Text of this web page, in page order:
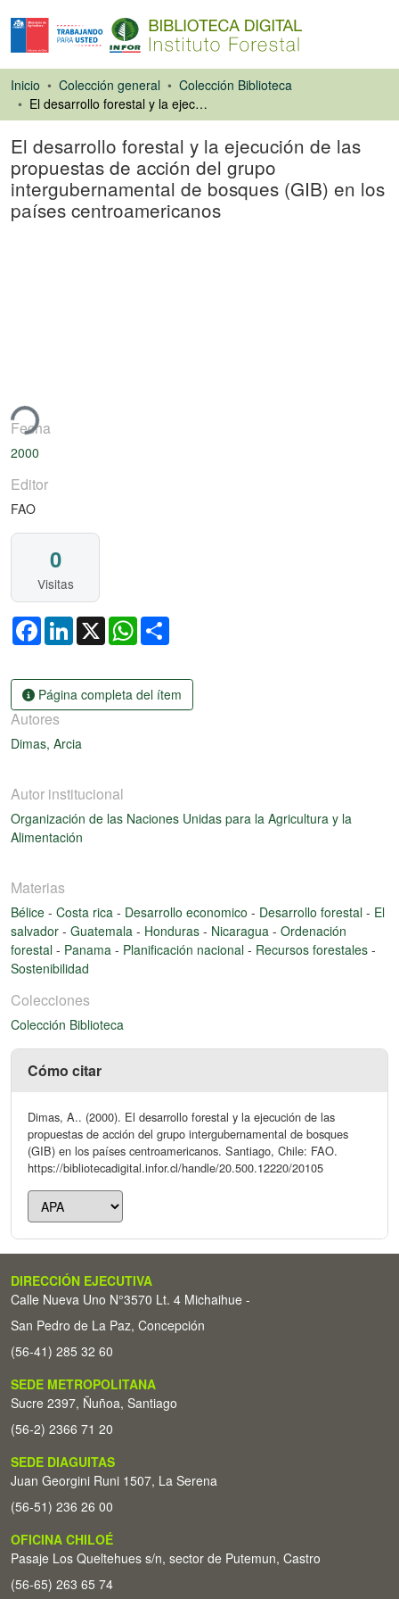
Inicio Colección general
Colección Biblioteca
El desarrollo forestal y la ejecución de las propuestas de acción del grupo intergubernamental de bosques (GIB) en los países centroamericanos
El desarrollo forestal y la ejecución de las
propuestas de acción del grupo
intergubernamental de bosques (GIB) en los
países centroamericanos
Fecha
2000
Editor
FAO
0
Visitas
FacebookLinkedIn
X WhatsApp
Página completa del ítem
Autores
Dimas, Arcia
Autor institucional
Organización de las Naciones Unidas para la Agricultura y la
Alimentación
Materias
Bélice - Costa rica - Desarrollo economico - Desarrollo forestal - El
salvador - Guatemala - Honduras - Nicaragua - Ordenación
forestal - Panama - Planificación nacional - Recursos forestales -
Sostenibilidad
Colecciones
Colección Biblioteca
Cómo citar
Dimas, A.. (2000). El desarrollo forestal y la ejecución de las
propuestas de acción del grupo intergubernamental de bosques
(GIB) en los países centroamericanos. Santiago, Chile: FAO.
https://bibliotecadigital.infor.cl/handle/20.500.12220/20105
DIRECCIÓN EJECUTIVA
Calle Nueva Uno N°3570 Lt. 4 Michaihue -
San Pedro de La Paz, Concepción
(56-41) 285 32 60
SEDE METROPOLITANA
Sucre 2397, Ñuñoa, Santiago
(56-2) 2366 71 20
SEDE DIAGUITAS
Juan Georgini Runi 1507, La Serena
(56-51) 236 26 00
OFICINA CHILOÉ
Pasaje Los Queltehues s/n, sector de Putemun, Castro
(56-65) 263 65 74